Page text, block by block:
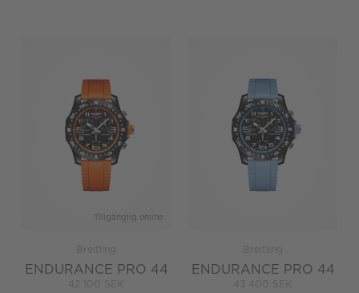
Tillgänglig online
Breitling
ENDURANCE PRO 44
42 100 SEK
Breitling
ENDURANCE PRO 44
43 400 SEK